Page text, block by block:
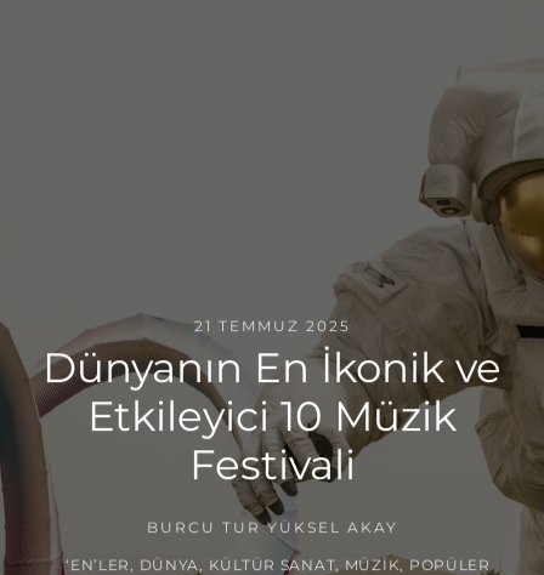
21 TEMMUZ 2025
Dünyanın En İkonik ve
Etkileyici 10 Müzik
Festivali
BURCU TUR YÜKSEL AKAY
‘EN’LER DÜNYA KÜLTÜR SANAT MÜZIK ,POPÜLER